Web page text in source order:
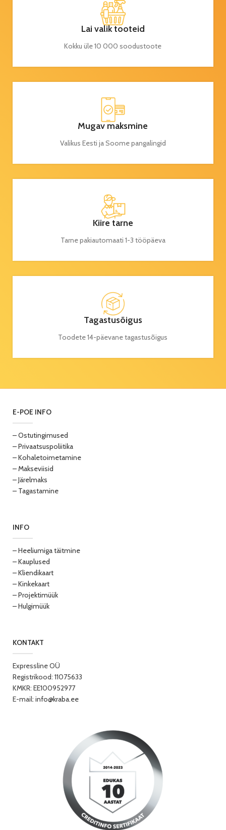
Lai valik tooteid
Kokku üle 10 000 soodustoote
Mugav maksmine
Valikus Eesti ja Soome pangalingid
Kiire tarne
Tarne pakiautomaati 1-3 tööpäeva
Tagastusõigus
Toodete 14-päevane tagastusõigus
E-POE INFO
– Ostutingimused
– Privaatsuspoliitika
– Kohaletoimetamine
– Makseviisid
– Järelmaks
– Tagastamine
INFO
– Heeliumiga täitmine
– Kauplused
– Kliendikaart
– Kinkekaart
– Projektimüük
– Hulgimüük
KONTAKT
Expressline OÜ
Registrikood: 11075633
KMKR: EE100952977
E-mail: info@kraba.ee